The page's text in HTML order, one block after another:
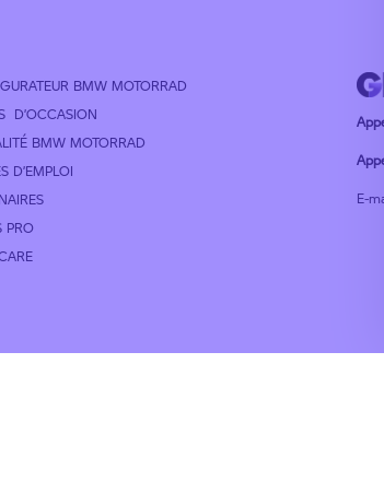
BMW MOTORRAD
D’OCCASION
BMW MOTORRAD
D’EMPLOI
PRO
E-